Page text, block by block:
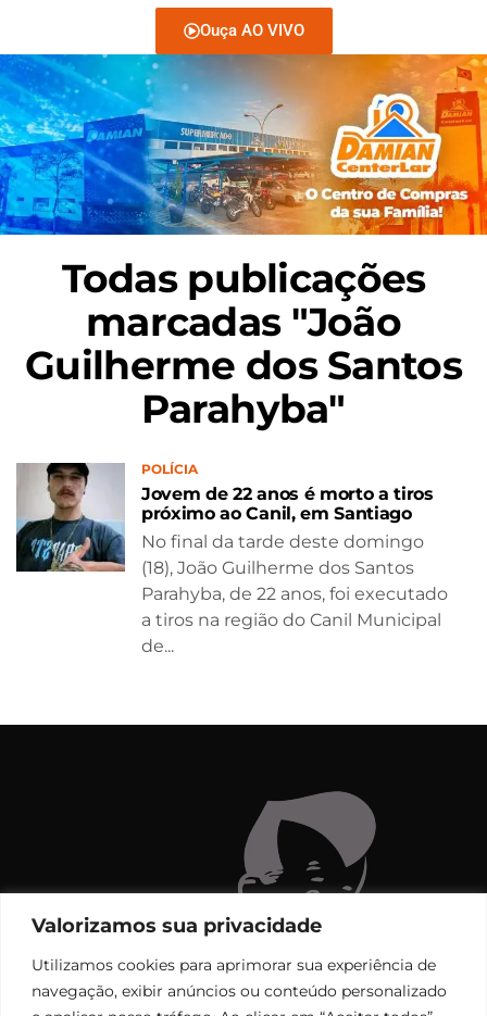
Valorizamos sua privacidade
Utilizamos cookies para aprimorar sua experiência de
navegação, exibir anúncios ou conteúdo personalizado
Ouça AO VIVO
Todas publicações
marcadas "João
Guilherme dos Santos
Parahyba"
POLÍCIA
Jovem de 22 anos é morto a tiros
próximo ao Canil, em Santiago
No final da tarde deste domingo
(18), João Guilherme dos Santos
Parahyba, de 22 anos, foi executado
a tiros na região do Canil Municipal
de...